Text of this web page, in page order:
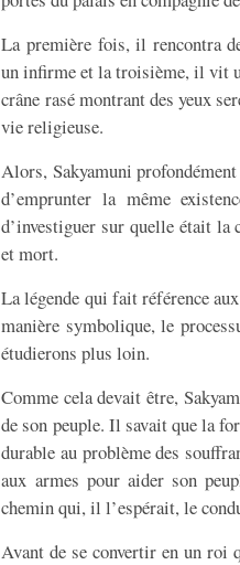
La première fois, il rencontra
un infirme et la troisième, il vit
crâne rasé montrant des yeux
vie religieuse.
Alors, Sakyamuni
d’emprunter la même
d’investiguer sur quelle était la
et mort.
La légende qui fait référence
manière symbolique, le
étudierons plus loin.
Comme cela devait être,
de son peuple. Il savait que la
durable au problème des
aux armes pour aider son
chemin qui, il l’espérait, le
Avant de se convertir en un roi